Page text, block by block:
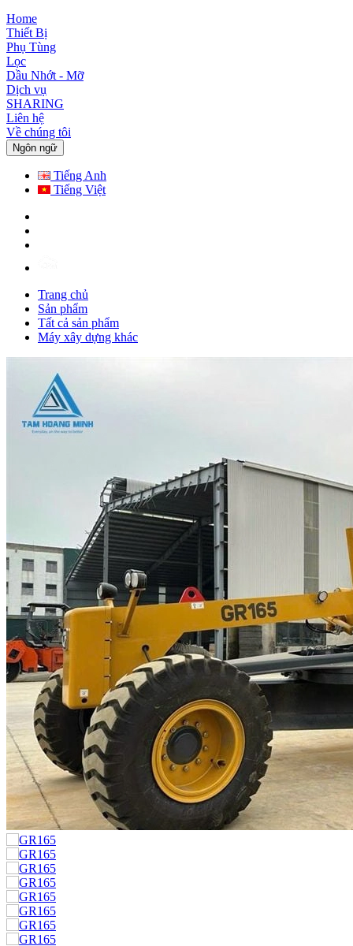
Home
Thiết Bị
Phụ Tùng
Lọc
Dầu Nhớt - Mỡ
Dịch vụ
SHARING
Liên hệ
Về chúng tôi
Ngôn ngữ
Tiếng Anh
Tiếng Việt
Trang chủ
Sản phẩm
Tất cả sản phẩm
Máy xây dựng khác